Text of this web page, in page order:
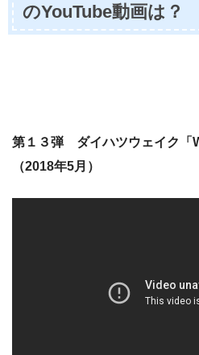
のYouTube動画は？
第１３弾 ダイハツウェイク
（2018年5月）